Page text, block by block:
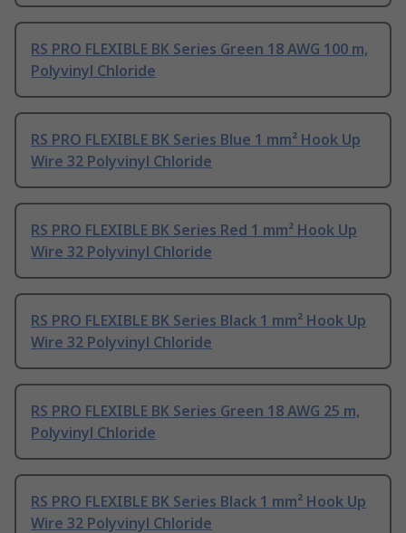
RS PRO FLEXIBLE BK Series Green 18 AWG 100 m,
Polyvinyl Chloride
RS PRO FLEXIBLE BK Series Blue 1 mm² Hook Up
Wire 32 Polyvinyl Chloride
RS PRO FLEXIBLE BK Series Red 1 mm² Hook Up
Wire 32 Polyvinyl Chloride
RS PRO FLEXIBLE BK Series Black 1 mm² Hook Up
Wire 32 Polyvinyl Chloride
RS PRO FLEXIBLE BK Series Green 18 AWG 25 m,
Polyvinyl Chloride
RS PRO FLEXIBLE BK Series Black 1 mm² Hook Up
Wire 32 Polyvinyl Chloride